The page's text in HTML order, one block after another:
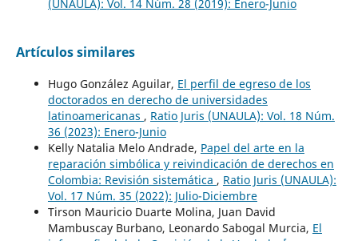
(UNAULA): Vol. 14 Núm. 28 (2019): Enero-Junio
Artículos similares
Hugo González Aguilar, El perfil de egreso de los
doctorados en derecho de universidades
latinoamericanas , Ratio Juris (UNAULA): Vol. 18 Núm.
36 (2023): Enero-Junio
Kelly Natalia Melo Andrade, Papel del arte en la
reparación simbólica y reivindicación de derechos en
Colombia: Revisión sistemática , Ratio Juris (UNAULA):
Vol. 17 Núm. 35 (2022): Julio-Diciembre
Tirson Mauricio Duarte Molina, Juan David
Mambuscay Burbano, Leonardo Sabogal Murcia, El